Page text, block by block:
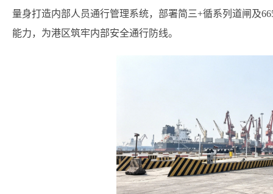
量身打造内部人员通行管理系统，部署简三+循系列道闸及
能力，为港区筑牢内部安全通行防线。